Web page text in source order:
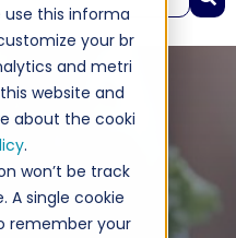
use this informa
your br
and metri
website and
about the cooki
.
won’t be track
A single cookie
remember your
항이 없습니다.